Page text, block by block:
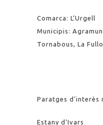
Comarca: L’Urgell
Municipis:
Tornabous, La
Paratges d’interès
Estany d’Ivars